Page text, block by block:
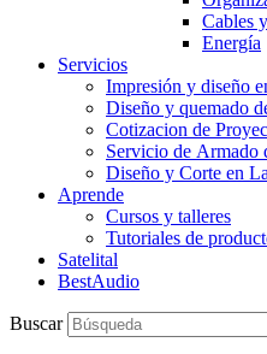
Cables
Energía
Servicios
Impresión y diseño
Diseño y quemado
Cotizacion de
Servicio de Armado
Diseño y Corte en
Aprende
Cursos y talleres
Tutoriales de
Satelital
BestAudio
Buscar